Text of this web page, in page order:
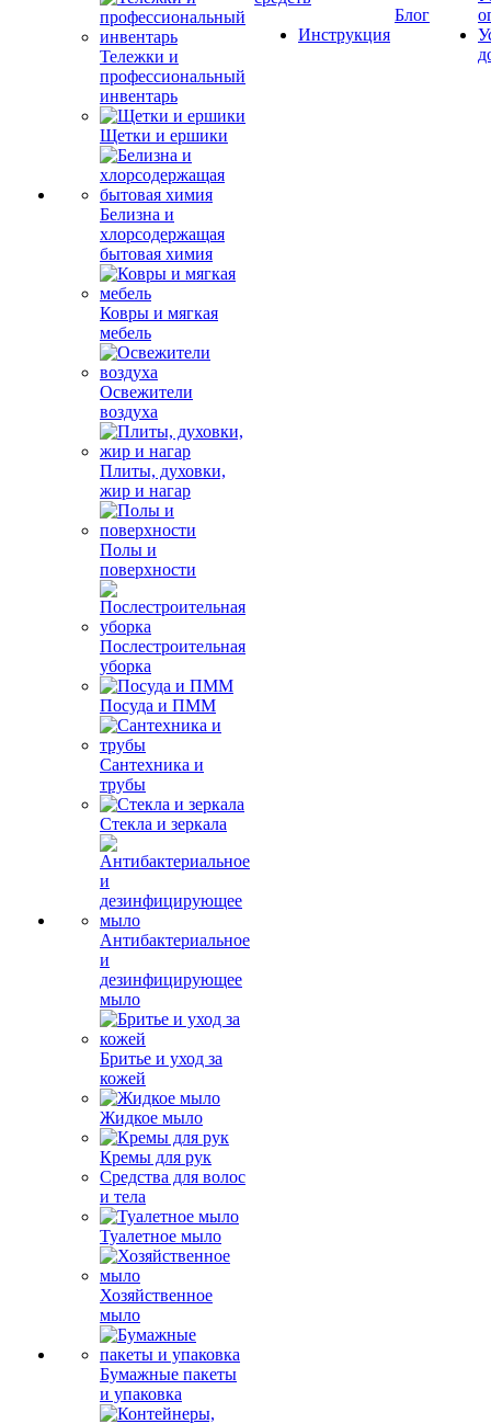
Тележки и
профессиональный
инвентарь
Щетки и ершики
Белизна и
хлорсодержащая
бытовая химия
Ковры и мягкая
мебель
Освежители
воздуха
Плиты, духовки,
жир и нагар
Полы и
поверхности
Послестроительная
уборка
Посуда и ПММ
Сантехника и
трубы
Стекла и зеркала
Антибактериальное
и
дезинфицирующее
мыло
Бритье и уход за
кожей
Жидкое мыло
Кремы для рук
Средства для волос
и тела
Туалетное мыло
Хозяйственное
мыло
Бумажные пакеты
и упаковка
Инструкция
Блог